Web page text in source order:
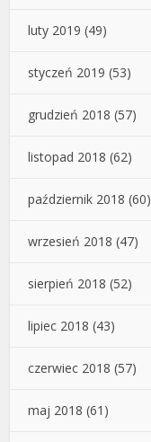
luty 2019 (49)
styczeń 2019 (53)
grudzień 2018 (57)
listopad 2018 (62)
październik 2018 (60)
wrzesień 2018 (47)
sierpień 2018 (52)
lipiec 2018 (43)
czerwiec 2018 (57)
maj 2018 (61)